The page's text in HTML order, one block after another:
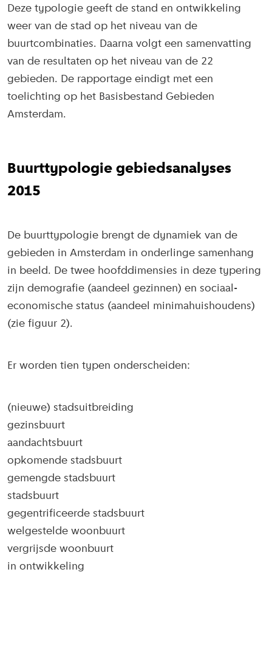
Deze typologie geeft de stand en ontwikkeling
weer van de stad op het niveau van de
buurtcombinaties. Daarna volgt een samenvatting
van de resultaten op het niveau van de 22
gebieden. De rapportage eindigt met een
toelichting op het Basisbestand Gebieden
Amsterdam.
Buurttypologie gebiedsanalyses
2015
De buurttypologie brengt de dynamiek van de
gebieden in Amsterdam in onderlinge samenhang
in beeld. De twee hoofddimensies in deze typering
zijn demografie (aandeel gezinnen) en sociaal-
economische status (aandeel minimahuishoudens)
(zie figuur 2).
Er worden tien typen onderscheiden:
(nieuwe) stadsuitbreiding
gezinsbuurt
aandachtsbuurt
opkomende stadsbuurt
gemengde stadsbuurt
stadsbuurt
gegentrificeerde stadsbuurt
welgestelde woonbuurt
vergrijsde woonbuurt
in ontwikkeling